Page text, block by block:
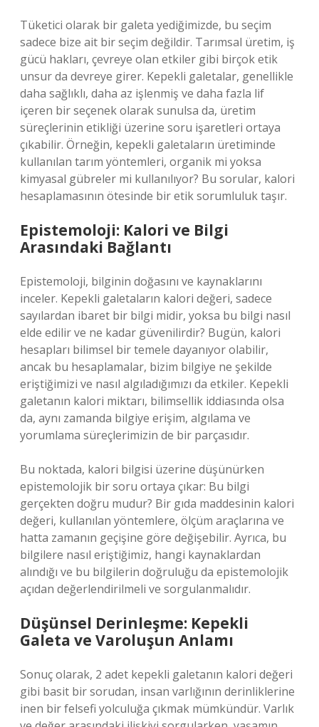
Tüketici olarak bir galeta yediğimizde, bu seçim
sadece bize ait bir seçim değildir. Tarımsal üretim, iş
gücü hakları, çevreye olan etkiler gibi birçok etik
unsur da devreye girer. Kepekli galetalar, genellikle
daha sağlıklı, daha az işlenmiş ve daha fazla lif
içeren bir seçenek olarak sunulsa da, üretim
süreçlerinin etikliği üzerine soru işaretleri ortaya
çıkabilir. Örneğin, kepekli galetaların üretiminde
kullanılan tarım yöntemleri, organik mi yoksa
kimyasal gübreler mi kullanılıyor? Bu sorular, kalori
hesaplamasının ötesinde bir etik sorumluluk taşır.
Epistemoloji: Kalori ve Bilgi
Arasındaki Bağlantı
Epistemoloji, bilginin doğasını ve kaynaklarını
inceler. Kepekli galetaların kalori değeri, sadece
sayılardan ibaret bir bilgi midir, yoksa bu bilgi nasıl
elde edilir ve ne kadar güvenilirdir? Bugün, kalori
hesapları bilimsel bir temele dayanıyor olabilir,
ancak bu hesaplamalar, bizim bilgiye ne şekilde
eriştiğimizi ve nasıl algıladığımızı da etkiler. Kepekli
galetanın kalori miktarı, bilimsellik iddiasında olsa
da, aynı zamanda bilgiye erişim, algılama ve
yorumlama süreçlerimizin de bir parçasıdır.
Bu noktada, kalori bilgisi üzerine düşünürken
epistemolojik bir soru ortaya çıkar: Bu bilgi
gerçekten doğru mudur? Bir gıda maddesinin kalori
değeri, kullanılan yöntemlere, ölçüm araçlarına ve
hatta zamanın geçişine göre değişebilir. Ayrıca, bu
bilgilere nasıl eriştiğimiz, hangi kaynaklardan
alındığı ve bu bilgilerin doğruluğu da epistemolojik
açıdan değerlendirilmeli ve sorgulanmalıdır.
Düşünsel Derinleşme: Kepekli
Galeta ve Varoluşun Anlamı
Sonuç olarak, 2 adet kepekli galetanın kalori değeri
gibi basit bir sorudan, insan varlığının derinliklerine
inen bir felsefi yolculuğa çıkmak mümkündür. Varlık